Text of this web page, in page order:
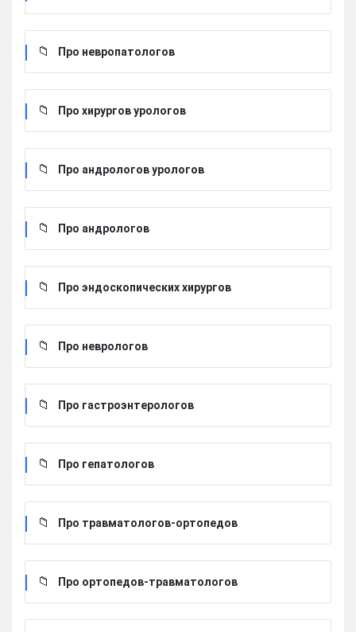
Про невропатологов
Про хирургов урологов
Про андрологов урологов
Про андрологов
Про эндоскопических хирургов
Про неврологов
Про гастроэнтерологов
Про гепатологов
Про травматологов-ортопедов
Про ортопедов-травматологов